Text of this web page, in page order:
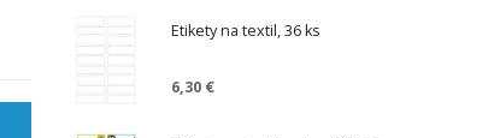
Etikety na textil, 36 ks
6,30 €